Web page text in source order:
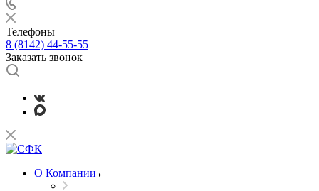
Телефоны
8 (8142) 44-55-55
Заказать звонок
О Компании